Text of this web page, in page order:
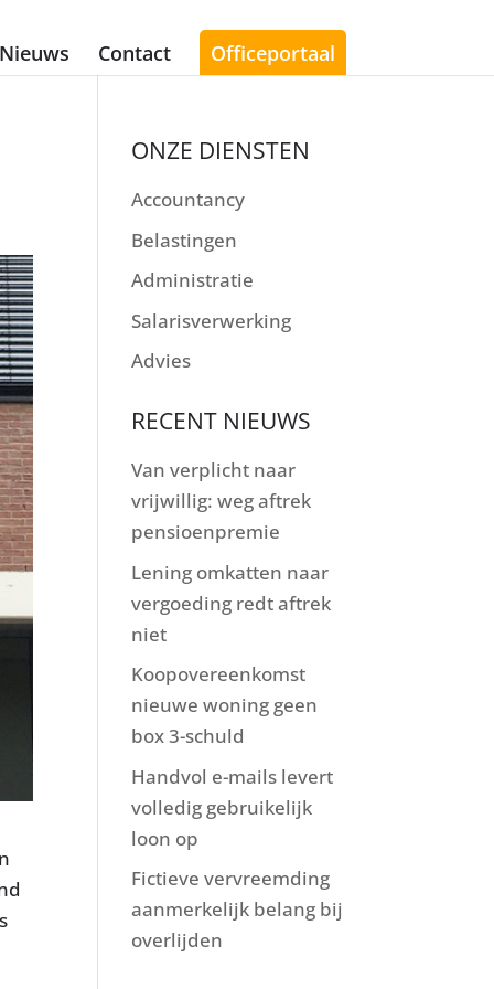
Nieuws Contact Officeportaal
ONZE DIENSTEN
Accountancy
Belastingen
Administratie
Salarisverwerking
Advies
RECENT NIEUWS
Van verplicht naar
vrijwillig: weg aftrek
pensioenpremie
Lening omkatten naar
vergoeding redt aftrek
niet
Koopovereenkomst
nieuwe woning geen
box 3-schuld
Handvol e-mails levert
volledig gebruikelijk
loon op
Fictieve vervreemding
aanmerkelijk belang bij
overlijden